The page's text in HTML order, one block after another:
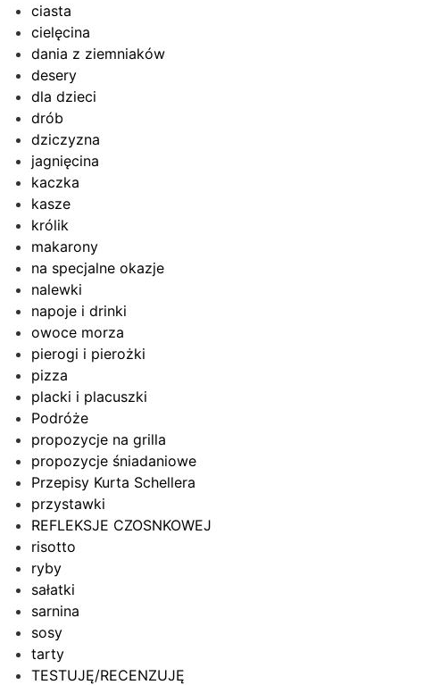
ciasta
cielęcina
dania z ziemniaków
desery
dla dzieci
drób
dziczyzna
jagnięcina
kaczka
kasze
królik
makarony
na specjalne okazje
nalewki
napoje i drinki
owoce morza
pierogi i pierożki
pizza
placki i placuszki
Podróże
propozycje na grilla
propozycje śniadaniowe
Przepisy Kurta Schellera
przystawki
REFLEKSJE CZOSNKOWEJ
risotto
ryby
sałatki
sarnina
sosy
tarty
TESTUJĘ/RECENZUJĘ